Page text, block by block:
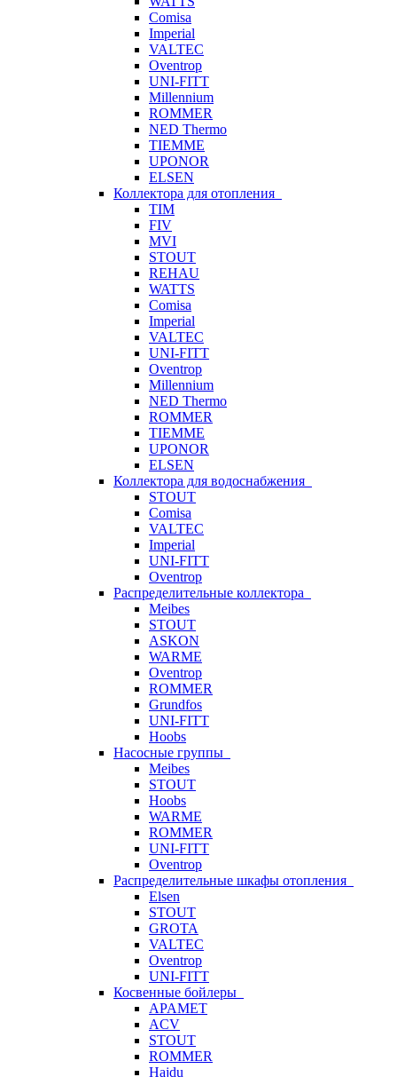
Comisa
Imperial
VALTEC
Oventrop
UNI-FITT
Millennium
ROMMER
NED Thermo
TIEMME
UPONOR
ELSEN
Коллектора для отопления
TIM
FIV
MVI
STOUT
REHAU
WATTS
Comisa
Imperial
VALTEC
UNI-FITT
Oventrop
Millennium
NED Thermo
ROMMER
TIEMME
UPONOR
ELSEN
Коллектора для водоснабжения
STOUT
Comisa
VALTEC
Imperial
UNI-FITT
Oventrop
Распределительные коллектора
Meibes
STOUT
ASKON
WARME
Oventrop
ROMMER
Grundfos
UNI-FITT
Hoobs
Насосные группы
Meibes
STOUT
Hoobs
WARME
ROMMER
UNI-FITT
Oventrop
Распределительные шкафы отопления
Elsen
STOUT
GROTA
VALTEC
Oventrop
UNI-FITT
Косвенные бойлеры
APAMET
ACV
STOUT
ROMMER
Hajdu